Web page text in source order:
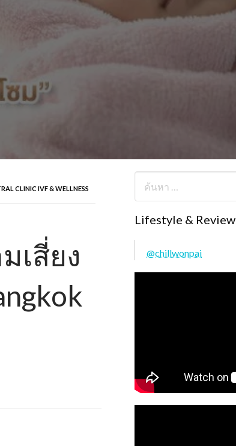
CLINIC IVF & WELLNESS
เสี่ยง
Lifestyle & Review
@chillwonpai